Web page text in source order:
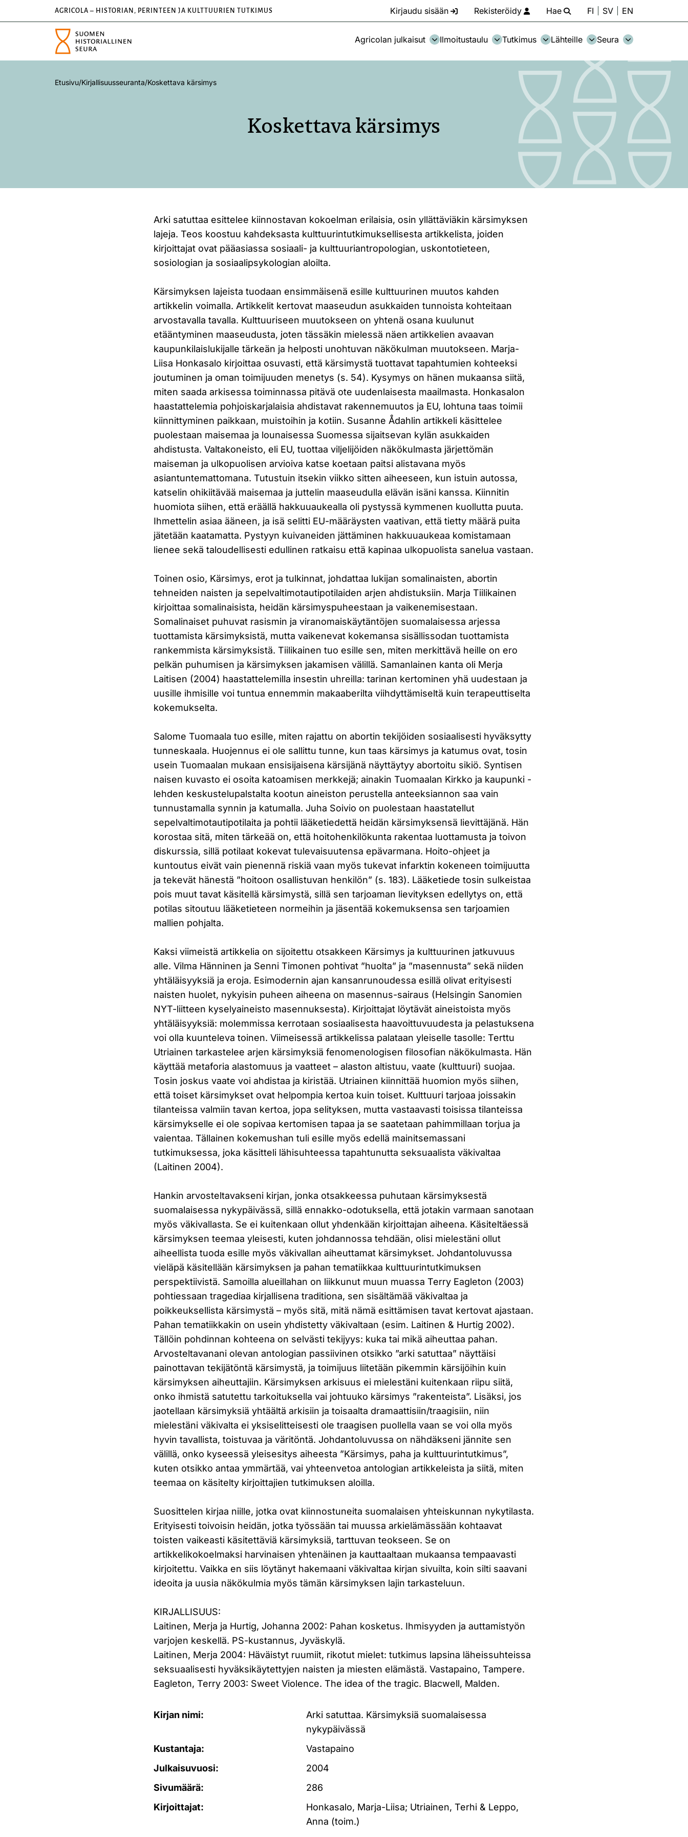
AGRICOLA – HISTORIAN, PERINTEEN JA KULTTUURIEN TUTKIMUS Kirjaudu sisään Rekisteröidy Hae FI SV EN
Agricolan julkaisut Ilmoitustaulu Tutkimus Lähteille Seura
Etusivu/Kirjallisuusseuranta/Koskettava kärsimys
Koskettava kärsimys
Arki satuttaa esittelee kiinnostavan kokoelman erilaisia, osin yllättäviäkin kärsimyksen
lajeja. Teos koostuu kahdeksasta kulttuurintutkimuksellisesta artikkelista, joiden
kirjoittajat ovat pääasiassa sosiaali- ja kulttuuriantropologian, uskontotieteen,
sosiologian ja sosiaalipsykologian aloilta.
Kärsimyksen lajeista tuodaan ensimmäisenä esille kulttuurinen muutos kahden
artikkelin voimalla. Artikkelit kertovat maaseudun asukkaiden tunnoista kohteitaan
arvostavalla tavalla. Kulttuuriseen muutokseen on yhtenä osana kuulunut
etääntyminen maaseudusta, joten tässäkin mielessä näen artikkelien avaavan
kaupunkilaislukijalle tärkeän ja helposti unohtuvan näkökulman muutokseen. Marja-
Liisa Honkasalo kirjoittaa osuvasti, että kärsimystä tuottavat tapahtumien kohteeksi
joutuminen ja oman toimijuuden menetys (s. 54). Kysymys on hänen mukaansa siitä,
miten saada arkisessa toiminnassa pitävä ote uudenlaisesta maailmasta. Honkasalon
haastattelemia pohjoiskarjalaisia ahdistavat rakennemuutos ja EU, lohtuna taas toimii
kiinnittyminen paikkaan, muistoihin ja kotiin. Susanne Ådahlin artikkeli käsittelee
puolestaan maisemaa ja lounaisessa Suomessa sijaitsevan kylän asukkaiden
ahdistusta. Valtakoneisto, eli EU, tuottaa viljelijöiden näkökulmasta järjettömän
maiseman ja ulkopuolisen arvioiva katse koetaan paitsi alistavana myös
asiantuntemattomana. Tutustuin itsekin viikko sitten aiheeseen, kun istuin autossa,
katselin ohikiitävää maisemaa ja juttelin maaseudulla elävän isäni kanssa. Kiinnitin
huomiota siihen, että eräällä hakkuuaukealla oli pystyssä kymmenen kuollutta puuta.
Ihmettelin asiaa ääneen, ja isä selitti EU-määräysten vaativan, että tietty määrä puita
jätetään kaatamatta. Pystyyn kuivaneiden jättäminen hakkuuaukeaa komistamaan
lienee sekä taloudellisesti edullinen ratkaisu että kapinaa ulkopuolista sanelua vastaan.
Toinen osio, Kärsimys, erot ja tulkinnat, johdattaa lukijan somalinaisten, abortin
tehneiden naisten ja sepelvaltimotautipotilaiden arjen ahdistuksiin. Marja Tiilikainen
kirjoittaa somalinaisista, heidän kärsimyspuheestaan ja vaikenemisestaan.
Somalinaiset puhuvat rasismin ja viranomaiskäytäntöjen suomalaisessa arjessa
tuottamista kärsimyksistä, mutta vaikenevat kokemansa sisällissodan tuottamista
rankemmista kärsimyksistä. Tiilikainen tuo esille sen, miten merkittävä heille on ero
pelkän puhumisen ja kärsimyksen jakamisen välillä. Samanlainen kanta oli Merja
Laitisen (2004) haastattelemilla insestin uhreilla: tarinan kertominen yhä uudestaan ja
uusille ihmisille voi tuntua ennemmin makaaberilta viihdyttämiseltä kuin terapeuttiselta
kokemukselta.
Salome Tuomaala tuo esille, miten rajattu on abortin tekijöiden sosiaalisesti hyväksytty
tunneskaala. Huojennus ei ole sallittu tunne, kun taas kärsimys ja katumus ovat, tosin
usein Tuomaalan mukaan ensisijaisena kärsijänä näyttäytyy abortoitu sikiö. Syntisen
naisen kuvasto ei osoita katoamisen merkkejä; ainakin Tuomaalan Kirkko ja kaupunki -
lehden keskustelupalstalta kootun aineiston perustella anteeksiannon saa vain
tunnustamalla synnin ja katumalla. Juha Soivio on puolestaan haastatellut
sepelvaltimotautipotilaita ja pohtii lääketiedettä heidän kärsimyksensä lievittäjänä. Hän
korostaa sitä, miten tärkeää on, että hoitohenkilökunta rakentaa luottamusta ja toivon
diskurssia, sillä potilaat kokevat tulevaisuutensa epävarmana. Hoito-ohjeet ja
kuntoutus eivät vain pienennä riskiä vaan myös tukevat infarktin kokeneen toimijuutta
ja tekevät hänestä ”hoitoon osallistuvan henkilön” (s. 183). Lääketiede tosin sulkeistaa
pois muut tavat käsitellä kärsimystä, sillä sen tarjoaman lievityksen edellytys on, että
potilas sitoutuu lääketieteen normeihin ja jäsentää kokemuksensa sen tarjoamien
mallien pohjalta.
Kaksi viimeistä artikkelia on sijoitettu otsakkeen Kärsimys ja kulttuurinen jatkuvuus
alle. Vilma Hänninen ja Senni Timonen pohtivat ”huolta” ja ”masennusta” sekä niiden
yhtäläisyyksiä ja eroja. Esimodernin ajan kansanrunoudessa esillä olivat erityisesti
naisten huolet, nykyisin puheen aiheena on masennus-sairaus (Helsingin Sanomien
NYT-liitteen kyselyaineisto masennuksesta). Kirjoittajat löytävät aineistoista myös
yhtäläisyyksiä: molemmissa kerrotaan sosiaalisesta haavoittuvuudesta ja pelastuksena
voi olla kuunteleva toinen. Viimeisessä artikkelissa palataan yleiselle tasolle: Terttu
Utriainen tarkastelee arjen kärsimyksiä fenomenologisen filosofian näkökulmasta. Hän
käyttää metaforia alastomuus ja vaatteet – alaston altistuu, vaate (kulttuuri) suojaa.
Tosin joskus vaate voi ahdistaa ja kiristää. Utriainen kiinnittää huomion myös siihen,
että toiset kärsimykset ovat helpompia kertoa kuin toiset. Kulttuuri tarjoaa joissakin
tilanteissa valmiin tavan kertoa, jopa selityksen, mutta vastaavasti toisissa tilanteissa
kärsimykselle ei ole sopivaa kertomisen tapaa ja se saatetaan pahimmillaan torjua ja
vaientaa. Tällainen kokemushan tuli esille myös edellä mainitsemassani
tutkimuksessa, joka käsitteli lähisuhteessa tapahtunutta seksuaalista väkivaltaa
(Laitinen 2004).
Hankin arvosteltavakseni kirjan, jonka otsakkeessa puhutaan kärsimyksestä
suomalaisessa nykypäivässä, sillä ennakko-odotuksella, että jotakin varmaan sanotaan
myös väkivallasta. Se ei kuitenkaan ollut yhdenkään kirjoittajan aiheena. Käsiteltäessä
kärsimyksen teemaa yleisesti, kuten johdannossa tehdään, olisi mielestäni ollut
aiheellista tuoda esille myös väkivallan aiheuttamat kärsimykset. Johdantoluvussa
vieläpä käsitellään kärsimyksen ja pahan tematiikkaa kulttuurintutkimuksen
perspektiivistä. Samoilla alueillahan on liikkunut muun muassa Terry Eagleton (2003)
pohtiessaan tragediaa kirjallisena traditiona, sen sisältämää väkivaltaa ja
poikkeuksellista kärsimystä – myös sitä, mitä nämä esittämisen tavat kertovat ajastaan.
Pahan tematiikkakin on usein yhdistetty väkivaltaan (esim. Laitinen & Hurtig 2002).
Tällöin pohdinnan kohteena on selvästi tekijyys: kuka tai mikä aiheuttaa pahan.
Arvosteltavanani olevan antologian passiivinen otsikko ”arki satuttaa” näyttäisi
painottavan tekijätöntä kärsimystä, ja toimijuus liitetään pikemmin kärsijöihin kuin
kärsimyksen aiheuttajiin. Kärsimyksen arkisuus ei mielestäni kuitenkaan riipu siitä,
onko ihmistä satutettu tarkoituksella vai johtuuko kärsimys ”rakenteista”. Lisäksi, jos
jaotellaan kärsimyksiä yhtäältä arkisiin ja toisaalta dramaattisiin/traagisiin, niin
mielestäni väkivalta ei yksiselitteisesti ole traagisen puollella vaan se voi olla myös
hyvin tavallista, toistuvaa ja väritöntä. Johdantoluvussa on nähdäkseni jännite sen
välillä, onko kyseessä yleisesitys aiheesta ”Kärsimys, paha ja kulttuurintutkimus”,
kuten otsikko antaa ymmärtää, vai yhteenvetoa antologian artikkeleista ja siitä, miten
teemaa on käsitelty kirjoittajien tutkimuksen aloilla.
Suosittelen kirjaa niille, jotka ovat kiinnostuneita suomalaisen yhteiskunnan nykytilasta.
Erityisesti toivoisin heidän, jotka työssään tai muussa arkielämässään kohtaavat
toisten vaikeasti käsitettäviä kärsimyksiä, tarttuvan teokseen. Se on
artikkelikokoelmaksi harvinaisen yhtenäinen ja kauttaaltaan mukaansa tempaavasti
kirjoitettu. Vaikka en siis löytänyt hakemaani väkivaltaa kirjan sivuilta, koin silti saavani
ideoita ja uusia näkökulmia myös tämän kärsimyksen lajin tarkasteluun.
KIRJALLISUUS:
Laitinen, Merja ja Hurtig, Johanna 2002: Pahan kosketus. Ihmisyyden ja auttamistyön
varjojen keskellä. PS-kustannus, Jyväskylä.
Laitinen, Merja 2004: Häväistyt ruumiit, rikotut mielet: tutkimus lapsina läheissuhteissa
seksuaalisesti hyväksikäytettyjen naisten ja miesten elämästä. Vastapaino, Tampere.
Eagleton, Terry 2003: Sweet Violence. The idea of the tragic. Blacwell, Malden.
Kirjan nimi:
Arki satuttaa. Kärsimyksiä suomalaisessa
nykypäivässä
Kustantaja:
Vastapaino
Julkaisuvuosi:
2004
Sivumäärä:
286
Kirjoittajat:
Honkasalo, Marja-Liisa; Utriainen, Terhi & Leppo,
Anna (toim.)